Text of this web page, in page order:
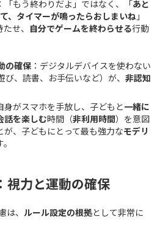
：「もう終わりだよ」ではなく、「あと
、タイマーが鳴ったらおしまいね 」
たせ、 自分でゲームを終わらせる行動
の確保 ：デジタルデバイスを使わない
び、読書、お手伝いなど）が、 非認知
身がスマホを手放し、子どもと一緒に
話を楽しむ時間（非利用時間）を意図
が、子どもにとって最も強力なモデリ
視力と運動の確保
は、 ルール設定の根拠として非常に